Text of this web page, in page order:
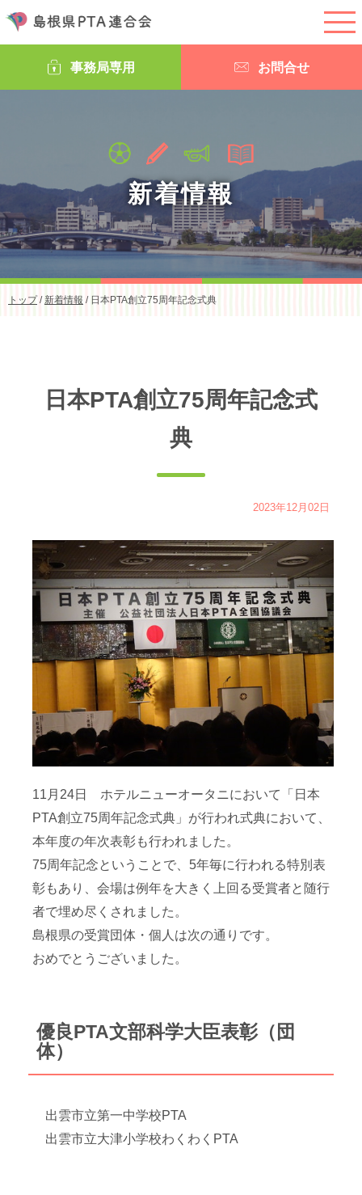
事務局専用 お問合せ
新着情報
現
トップ/ 新着情報 / 日本PTA創立75周年記念式典
日本PTA創立75周年記念式
典
2023年12月02日
11月24日 ホテルニューオータニにおいて「日本
PTA創立75周年記念式典」が行われ式典において、
本年度の年次表彰も行われました。
75周年記念ということで、5年毎に行われる特別表
彰もあり、会場は例年を大きく上回る受賞者と随行
者で埋め尽くされました。
島根県の受賞団体・個人は次の通りです。
おめでとうございました。
優良PTA文部科学大臣表彰（団
体）
出雲市立第一中学校PTA
出雲市立大津小学校わくわくPTA